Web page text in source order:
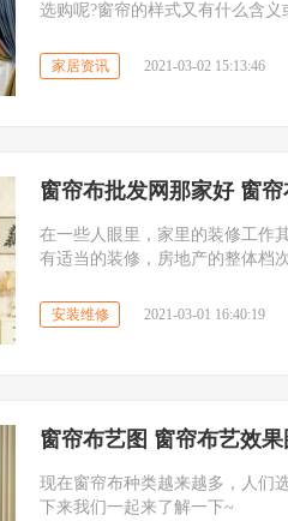
选购呢?窗帘的样式又有什么含
家居资讯 2021-03-02 15:13:46
窗帘布批发网那家好 窗
在一些人眼里，家里的装修工作
有适当的装修，房地产的整体档
安装维修 2021-03-01 16:40:19
窗帘布艺图 窗帘布艺效
现在窗帘布种类越来越多，人们
下来我们一起来了解一下~